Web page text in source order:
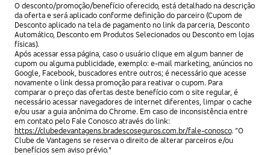
O desconto/promoção/benefício oferecido, está detalhado na descrição
da oferta e será aplicado conforme definição do parceiro (Cupom de
Desconto aplicado na tela de pagamento no link da parceria, Desconto
Automático, Desconto em Produtos Selecionados ou Desconto em lojas
físicas).
Após acessar essa página, caso o usuário clique em algum banner de
cupom ou alguma publicidade, exemplo: e-mail marketing, anúncios no
Google, Facebook, buscadores entre outros; é necessário que acesse
novamente o link dessa promoção para reativar o cupom. Para
comparar o preço das ofertas deste benefício com o site regular, é
necessário acessar navegadores de internet diferentes, limpar o cache
e/ou usar a guia anônima do Chrome. Em caso de inconsistência entre
em contato pelo Fale Conosco através do link:
https://clubedevantagens.bradescoseguros.com.br/fale-conosco. “O
Clube de Vantagens se reserva o direito de alterar parceiros e/ou
benefícios sem aviso prévio."